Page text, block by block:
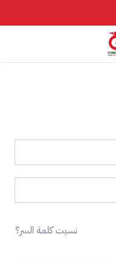
نسيت كلمة السر؟